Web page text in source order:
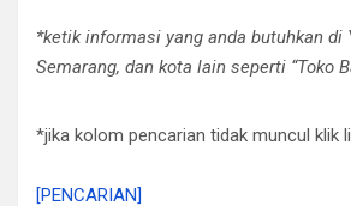
*ketik informasi yang anda butuhkan di
Semarang, dan kota lain seperti “Toko
*jika kolom pencarian tidak muncul klik
[PENCARIAN]